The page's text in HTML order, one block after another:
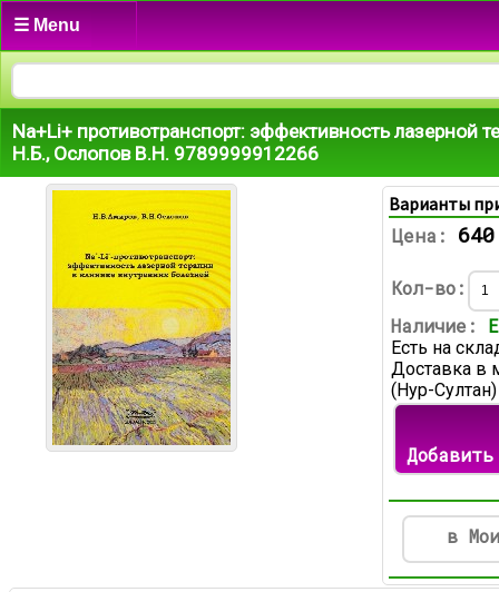
☰ Menu
Na+Li+ противотранспорт: эффективность лазерной
Н.Б., Ослопов В.Н. 9789999912266
Варианты
Цена:
Кол-во:
Наличие:
Есть на
Доставка в
(Нур-
в